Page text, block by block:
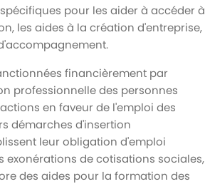
pour les aider à accéder à
les aides à la création d'entreprise,
financièrement par
professionnelle des personnes
en faveur de l'emploi des
démarches d'insertion
leur obligation d'emploi
exonérations de cotisations sociales,
des aides pour la formation des